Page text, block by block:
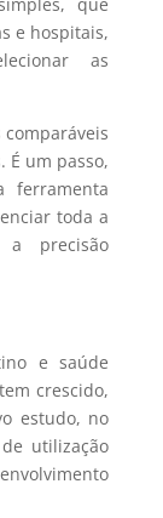
e hospitais,
as
comparáveis
É um passo,
toda a
precisão
e saúde
crescido,
estudo, no
utilização